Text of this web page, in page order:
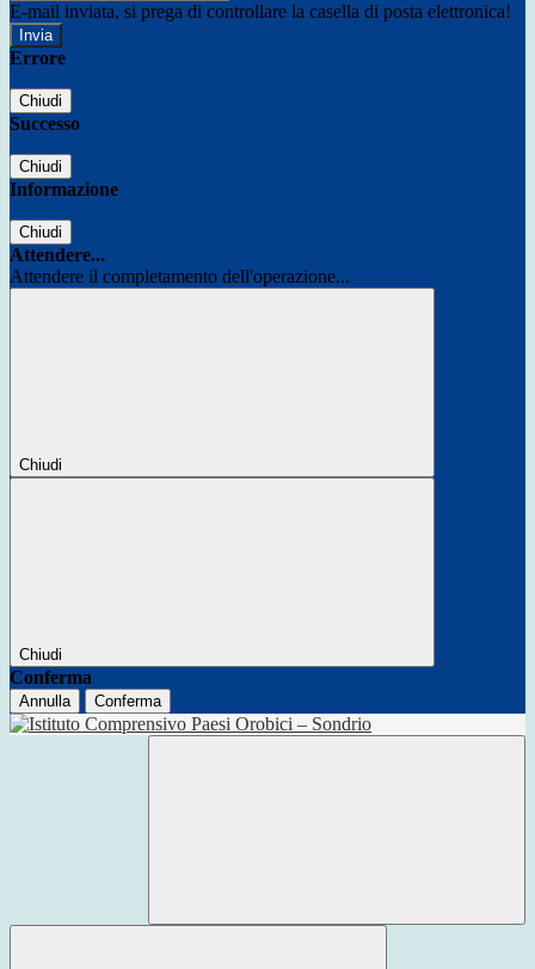
E-mail inviata, si prega di controllare la casella di posta elettronica!
Errore
Chiudi
Successo
Chiudi
Informazione
Chiudi
Attendere...
Attendere il completamento dell'operazione...
Chiudi
Chiudi
Conferma
Annulla Conferma